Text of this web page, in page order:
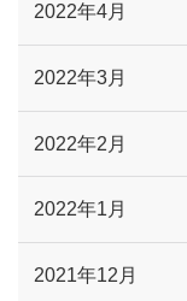
2022年4月
2022年3月
2022年2月
2022年1月
2021年12月